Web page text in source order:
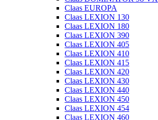
Claas EUROPA
Claas LEXION 130
Claas LEXION 180
Claas LEXION 390
Claas LEXION 405
Claas LEXION 410
Claas LEXION 415
Claas LEXION 420
Claas LEXION 430
Claas LEXION 440
Claas LEXION 450
Claas LEXION 454
Claas LEXION 460